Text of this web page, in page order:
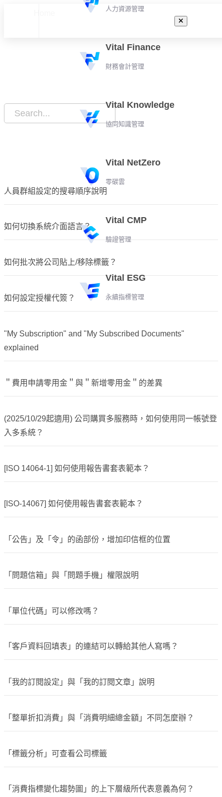
人力資源管理
Vital Finance
財務會計管理
Vital Knowledge
協同知識管理
Vital NetZero
零碳雲
Vital CMP
驗證管理
Vital ESG
永續指標管理
常見問題
人員群組設定的搜尋順序說明
如何切換系統介面語言？
如何批次將公司貼上/移除標籤？
如何設定授權代簽？
"My Subscription" and "My Subscribed Documents"
explained
＂費用申請零用金＂與＂新增零用金＂的差異
(2025/10/29起適用) 公司購買多服務時，如何使用同一帳號登
入多系統？
[ISO 14064-1] 如何使用報告書套表範本？
[ISO-14067] 如何使用報告書套表範本？
「公告」及「令」的函部份，增加印信框的位置
「問題信箱」與「問題手機」權限說明
「單位代碼」可以修改嗎？
「客戶資料回填表」的連結可以轉給其他人寫嗎？
「我的訂閱設定」與「我的訂閱文章」說明
「整單折扣消費」與「消費明細總金額」不同怎麼辦？
「標籤分析」可查看公司標籤
「消費指標變化趨勢圖」的上下層級所代表意義為何？